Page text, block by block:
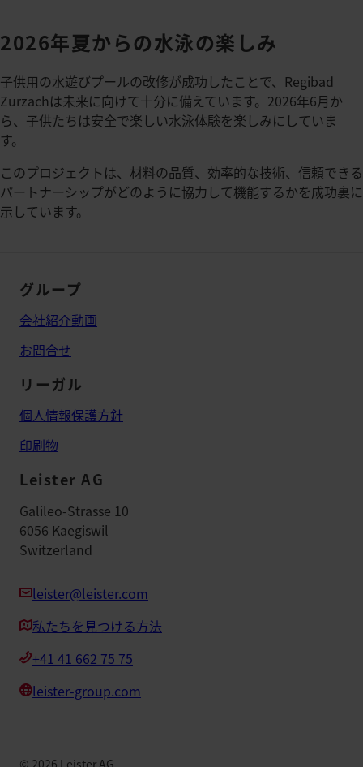
2026年夏からの水泳の楽しみ
子供用の水遊びプールの改修が成功したことで、Regibad
Zurzachは未来に向けて十分に備えています。2026年6月か
ら、子供たちは安全で楽しい水泳体験を楽しみにしていま
す。
このプロジェクトは、材料の品質、効率的な技術、信頼できる
パートナーシップがどのように協力して機能するかを成功裏に
示しています。
グループ
会社紹介動画
お問合せ
リーガル
個人情報保護方針
印刷物
Leister AG
Galileo-Strasse 10
6056 Kaegiswil
Switzerland
leister@leister.com
私たちを見つける方法
+41 41 662 75 75
leister-group.com